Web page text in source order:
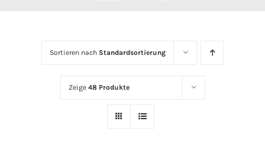
Sortieren nach Standardsortierung
Zeige 48 Produkte